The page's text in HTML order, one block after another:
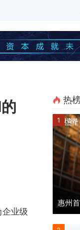
业级
热
1
惠州